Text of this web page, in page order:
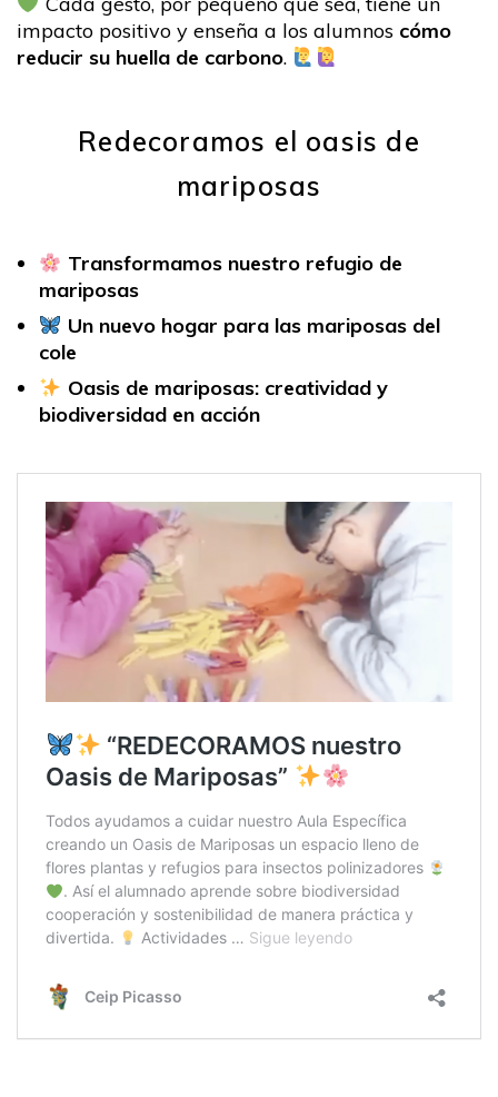
impacto positivo y enseña a los alumnos cómo
reducir su huella de carbono.
Redecoramos el oasis de
mariposas
Transformamos nuestro refugio de
mariposas
Un nuevo hogar para las mariposas del
cole
Oasis de mariposas: creatividad y
biodiversidad en acción